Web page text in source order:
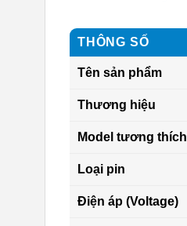
THÔNG SỐ
Tên sản phẩm
Thương hiệu
Model tương thích
Loại pin
Điện áp (Voltage)